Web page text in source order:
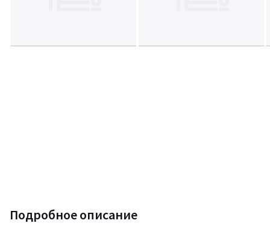
Подробное описание